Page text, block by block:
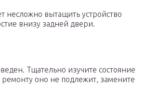
несложно вытащить устройство
внизу задней двери.
Тщательно изучите состояние
ремонту оно не подлежит, замените